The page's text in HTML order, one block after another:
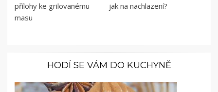
přílohy ke grilovanému
masu
jak na nachlazení?
HODÍ SE VÁM DO KUCHYNĚ